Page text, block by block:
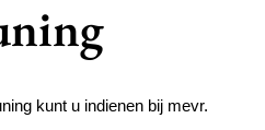
kunt u indienen bij mevr.